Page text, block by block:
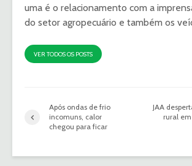
uma é o relacionamento com a
do setor agropecuário e também os
VER TODOS OS POSTS
Após ondas de frio
incomuns, calor
chegou para ficar
JAA
rural